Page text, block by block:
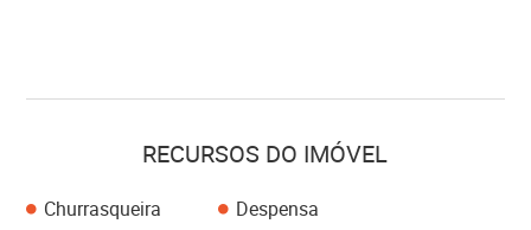
RECURSOS DO IMÓVEL
Churrasqueira
Despensa